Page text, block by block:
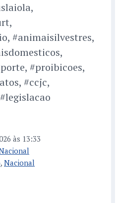
#animaisilvestres,
#proibicoes,
#ccjc,
às 13:33
, Nacional